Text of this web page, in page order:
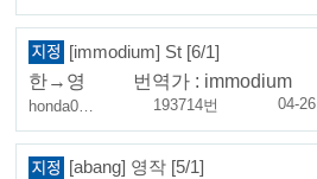
[immodium] St [6/1]
한→영
번역가 : immodium
honda0… 193714번 04-26
[abang] 영작 [5/1]